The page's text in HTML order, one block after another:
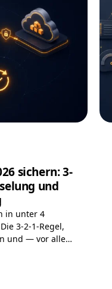
sichern: 3-
und
in unter 4
3-2-1-Regel,
und — vor allem
Strategie,